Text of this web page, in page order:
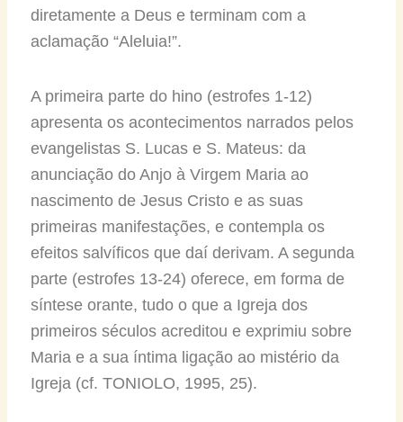
diretamente a Deus e terminam com a
aclamação “Aleluia!”.
A primeira parte do hino (estrofes 1-12)
apresenta os acontecimentos narrados pelos
evangelistas S. Lucas e S. Mateus: da
anunciação do Anjo à Virgem Maria ao
nascimento de Jesus Cristo e as suas
primeiras manifestações, e contempla os
efeitos salvíficos que daí derivam. A segunda
parte (estrofes 13-24) oferece, em forma de
síntese orante, tudo o que a Igreja dos
primeiros séculos acreditou e exprimiu sobre
Maria e a sua íntima ligação ao mistério da
Igreja (cf. TONIOLO, 1995, 25).